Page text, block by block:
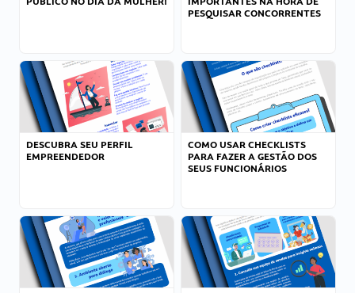
PESQUISAR CONCORRENTES
DESCUBRA SEU PERFIL
EMPREENDEDOR
COMO USAR CHECKLISTS
PARA FAZER A GESTÃO DOS
SEUS FUNCIONÁRIOS